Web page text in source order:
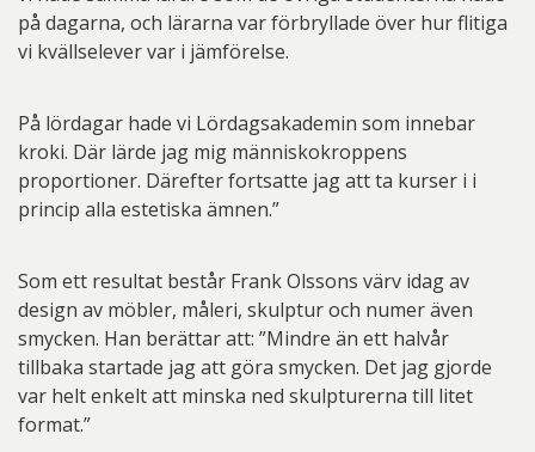
på dagarna, och lärarna var förbryllade över hur flitiga
vi kvällselever var i jämförelse.
På lördagar hade vi Lördagsakademin som innebar
kroki. Där lärde jag mig människokroppens
proportioner. Därefter fortsatte jag att ta kurser i i
princip alla estetiska ämnen.”
Som ett resultat består Frank Olssons värv idag av
design av möbler, måleri, skulptur och numer även
smycken. Han berättar att: ”Mindre än ett halvår
tillbaka startade jag att göra smycken. Det jag gjorde
var helt enkelt att minska ned skulpturerna till litet
format.”